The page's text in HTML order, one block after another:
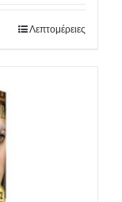
Λεπτομέρειες